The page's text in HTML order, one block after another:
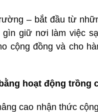
– bắt đầu từ
giữ nơi làm việc
cộng đồng và cho
hoạt động trồng
cao nhận thức